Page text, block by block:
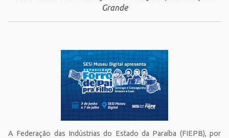
Grande
A Federação das Indústrias do Estado da Paraíba (FIEPB), por